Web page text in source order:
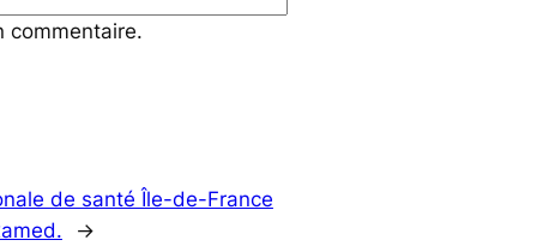
commentaire.
de santé Île-de-France
→